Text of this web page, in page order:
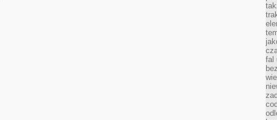
fal